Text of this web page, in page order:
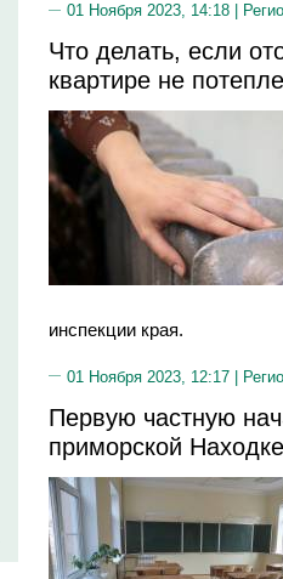
01 Ноября 2023, 14:18 |
Что делать, если
квартире не
инспекции края.
01 Ноября 2023, 12:17 |
Первую частную
приморской